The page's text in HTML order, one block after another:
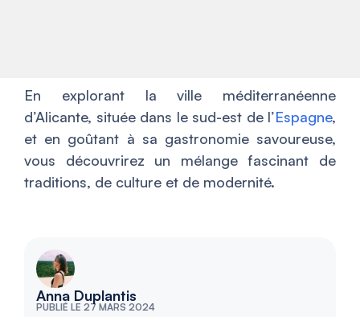
En explorant la ville méditerranéenne
d’Alicante, située dans le sud-est de l’Espagne,
et en goûtant à sa gastronomie savoureuse,
vous découvrirez un mélange fascinant de
traditions, de culture et de modernité.
Anna Duplantis
PUBLIÉ LE 27 MARS 2024